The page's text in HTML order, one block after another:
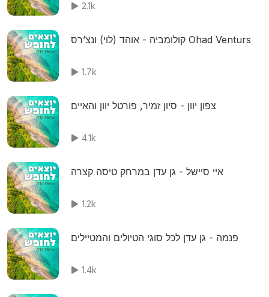
2.1k
קולומביה - אוהד (לוי) ונצ’רס Ohad Venturs
1.7k
צפון יוון - סיון זמיר, פורטל יוון והאיים
4.1k
איי סיישל - גן עדן במרחק טיסה קצרה
1.2k
פנמה - גן עדן לכל סוגי הטיולים והמטיילים
1.4k